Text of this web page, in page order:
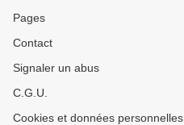
Pages
Contact
Signaler un abus
C.G.U.
Cookies et données personnelles